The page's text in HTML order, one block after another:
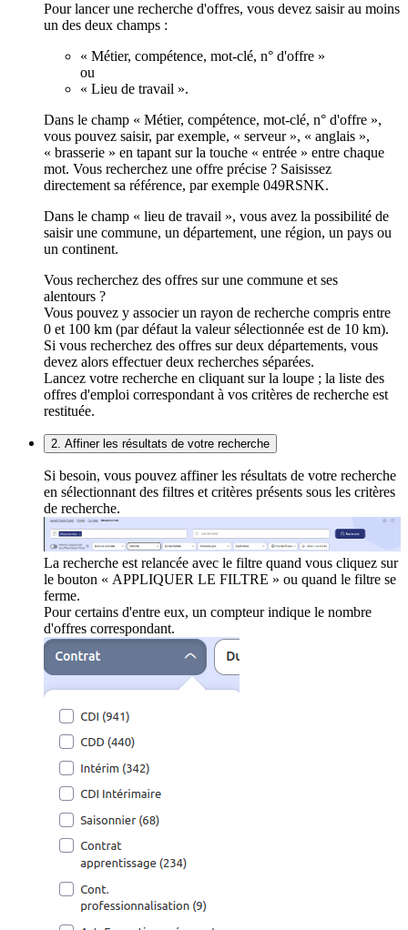
Pour lancer une recherche d'offres, vous devez saisir au moins
un des deux champs :
« Métier, compétence, mot-clé, n° d'offre »
ou
« Lieu de travail ».
Dans le champ « Métier, compétence, mot-clé, n° d'offre »,
vous pouvez saisir, par exemple, « serveur », « anglais »,
« brasserie » en tapant sur la touche « entrée » entre chaque
mot. Vous recherchez une offre précise ? Saisissez
directement sa référence, par exemple 049RSNK.
Dans le champ « lieu de travail », vous avez la possibilité de
saisir une commune, un département, une région, un pays ou
un continent.
Vous recherchez des offres sur une commune et ses
alentours ?
Vous pouvez y associer un rayon de recherche compris entre
0 et 100 km (par défaut la valeur sélectionnée est de 10 km).
Si vous recherchez des offres sur deux départements, vous
devez alors effectuer deux recherches séparées.
Lancez votre recherche en cliquant sur la loupe ; la liste des
offres d'emploi correspondant à vos critères de recherche est
restituée.
2. Affiner les résultats de votre recherche
Si besoin, vous pouvez affiner les résultats de votre recherche
en sélectionnant des filtres et critères présents sous les critères
de recherche.
La recherche est relancée avec le filtre quand vous cliquez sur
le bouton « APPLIQUER LE FILTRE » ou quand le filtre se
ferme.
Pour certains d'entre eux, un compteur indique le nombre
d'offres correspondant.